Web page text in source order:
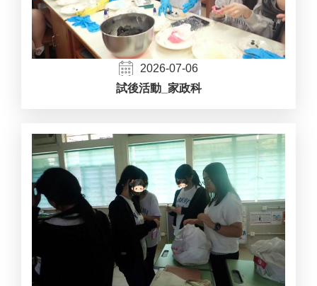
2026-07-06
試後活動_家政科